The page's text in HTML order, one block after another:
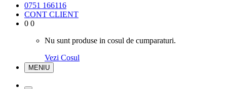
0751 166116
CONT CLIENT
0 0
Nu sunt produse in cosul de cumparaturi.
Vezi Cosul
MENIU